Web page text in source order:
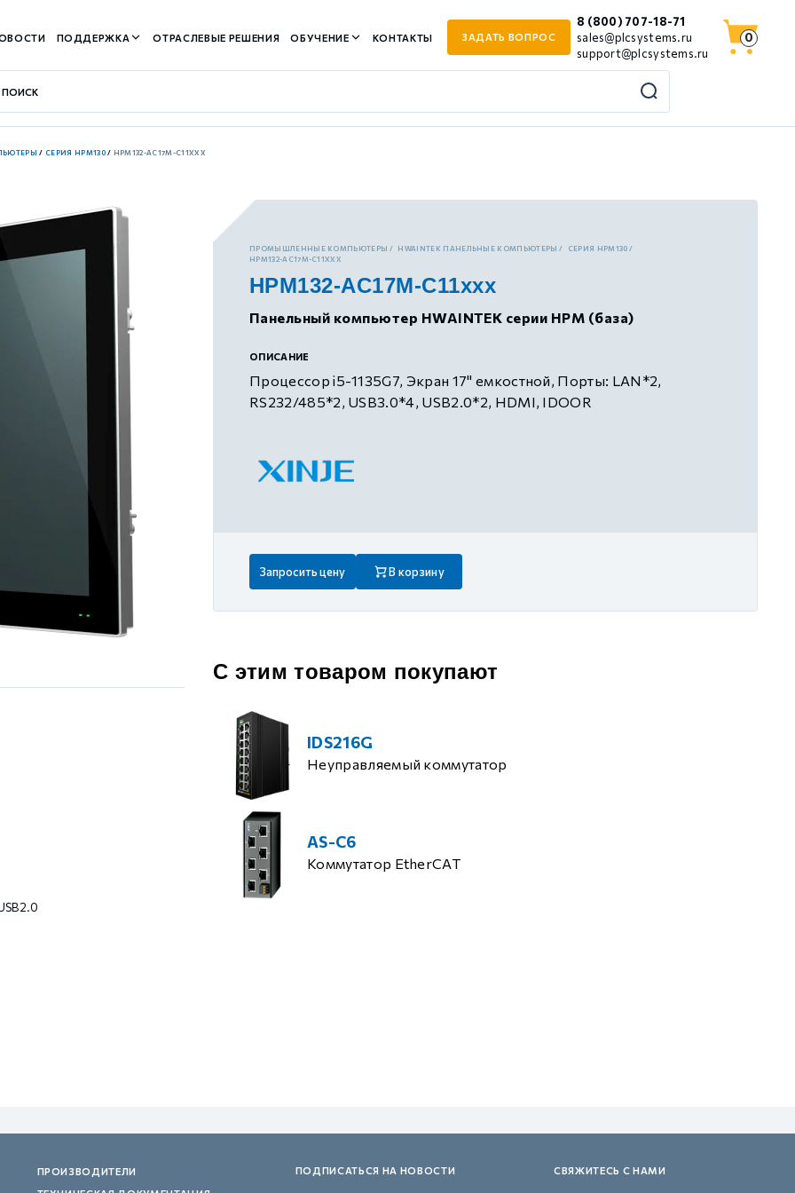
ПОДДЕРЖКА ОТРАСЛЕВЫЕ РЕШЕНИЯ ОБУЧЕНИЕ КОНТАКТЫ ЗАДАТЬ ВОПРОС
8 (800) 707-18-71
sales@plcsystems.ru
support@plcsystems.ru
0
/ СЕРИЯ HPM130 / HPM132-AC17M-C11XXX
ПРОМЫШЛЕННЫЕ КОМПЬЮТЕРЫ HWAINTEK ПАНЕЛЬНЫЕ КОМПЬЮТЕРЫ
СЕРИЯ HPM130
HPM132-AC17M-C11XXX
HPM132-AC17M-C11xxx
Панельный компьютер HWAINTEK серии HPM (база)
ОПИСАНИЕ
Процессор i5-1135G7, Экран 17" емкостной, Порты: LAN*2,
RS232/485*2, USB3.0*4, USB2.0*2, HDMI, IDOOR
Запросить цену В корзину
С этим товаром покупают
IDS216G
Неуправляемый коммутатор
AS-C6
Коммутатор EtherCAT
ПРОИЗВОДИТЕЛИ
ПОДПИСАТЬСЯ НА НОВОСТИ СВЯЖИТЕСЬ С НАМИ
контуром)